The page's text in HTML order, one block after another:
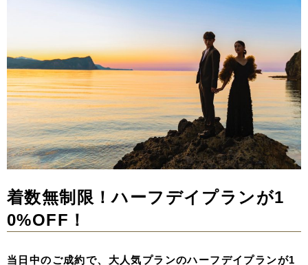
着数無制限！ハーフデイプランが1
0%OFF！
当日中のご成約で、大人気プランのハーフデイプランが1